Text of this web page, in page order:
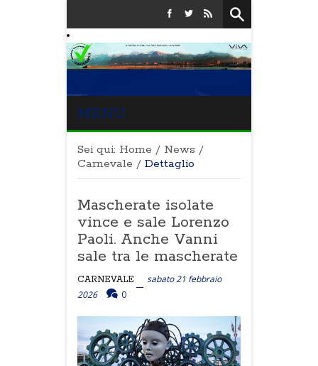
MENU
Sei qui: Home / News /
Carnevale / Dettaglio
Mascherate isolate
vince e sale Lorenzo
Paoli. Anche Vanni
sale tra le mascherate
CARNEVALE
sabato 21 febbraio
2026
0